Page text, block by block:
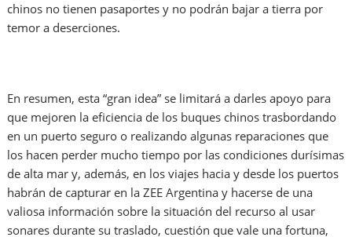
chinos no tienen pasaportes y no podrán bajar a tierra por
temor a deserciones.
En resumen, esta “gran idea” se limitará a darles apoyo para
que mejoren la eficiencia de los buques chinos trasbordando
en un puerto seguro o realizando algunas reparaciones que
los hacen perder mucho tiempo por las condiciones durísimas
de alta mar y, además, en los viajes hacia y desde los puertos
habrán de capturar en la ZEE Argentina y hacerse de una
valiosa información sobre la situación del recurso al usar
sonares durante su traslado, cuestión que vale una fortuna,